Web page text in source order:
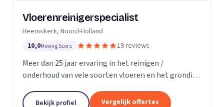
Vloerenreinigerspecialist
Heemskerk, Noord-Holland
10,0Moving Score 19 reviews
Meer dan 25 jaar ervaring in het reinigen /
onderhoud van vele soorten vloeren en het grondig
objecten zoals meubels en stoelen, zowel bij u
Bekijk profiel Vergelijk offertes